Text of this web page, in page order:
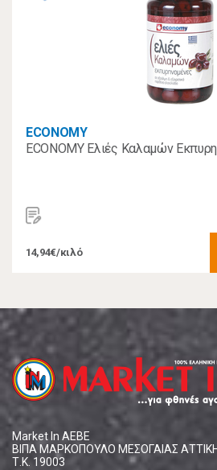
ECONOMY
ECONOMY Ελιές Καλαμών
14,94€/κιλό
Market In ΑΕΒΕ
ΒΙΠΑ ΜΑΡΚΟΠΟΥΛΟ ΜΕΣΟΓΑΙΑΣ
Τ.Κ. 19003